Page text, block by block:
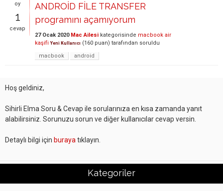
oy
1
cevap
ANDROİD FİLE TRANSFER
programını açamıyorum
27 Ocak 2020 Mac Ailesi kategorisinde macbook air
kaşifi Yeni Kullanıcı (160 puan) tarafından soruldu
macbook
android
Hoş geldiniz,
Sihirli Elma Soru & Cevap ile sorularınıza en kısa zamanda yanıt
alabilirsiniz. Sorunuzu sorun ve diğer kullanıcılar cevap versin.
Detaylı bilgi için buraya tıklayın.
Kategoriler